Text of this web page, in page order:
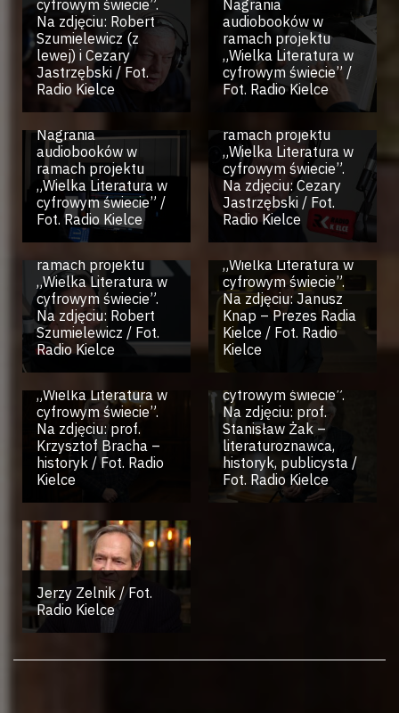
cyfrowym świecie”.
Na zdjęciu: Robert
Szumielewicz (z
lewej) i Cezary
Jastrzębski / Fot.
Radio Kielce
Nagrania
audiobooków w
ramach projektu
„Wielka Literatura w
cyfrowym świecie” /
Fot. Radio Kielce
Radio Kielce.
Nagrania
audiobooków w
ramach projektu
„Wielka Literatura w
cyfrowym świecie” /
Fot. Radio Kielce
Radio Kielce.
audiobooków w
ramach projektu
„Wielka Literatura w
cyfrowym świecie”.
Na zdjęciu: Cezary
Jastrzębski / Fot.
Radio Kielce
Radio Kielce.
Nagrania
audiobooków w
ramach projektu
„Wielka Literatura w
cyfrowym świecie”.
Na zdjęciu: Robert
Szumielewicz / Fot.
Radio Kielce
Radio Kielce.
Nagrania
audiobooków w
ramach projektu
„Wielka Literatura w
cyfrowym świecie”.
Na zdjęciu: Janusz
Knap – Prezes Radia
Kielce / Fot. Radio
Kielce
Radio Kielce.
Nagrania
ramach projektu
„Wielka Literatura w
cyfrowym świecie”.
Na zdjęciu: prof.
Krzysztof Bracha –
historyk / Fot. Radio
Kielce
Radio Kielce.
Nagrania
audiobooków w
„Wielka Literatura w
cyfrowym świecie”.
Na zdjęciu: prof.
Stanisław Żak –
literaturoznawca,
historyk, publicysta /
Fot. Radio Kielce
Jerzy Zelnik / Fot.
Radio Kielce